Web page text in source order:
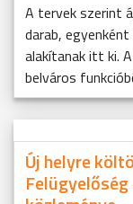
A tervek szerint
darab,
alakítanak itt ki.
belváros
Új helyre